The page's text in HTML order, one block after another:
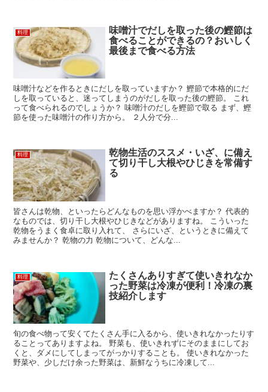
料理
味噌汁でだしを取った後の鰹節は
食べることができるの？おいしく
最後まで食べる方法
味噌汁などを作るときにだしを取っていますか？ 鰹節で本格的にだ
しを取っていると、迷ってしまうのがだしを取った後の鰹節。 これ
って食べられるのでしょうか？ 味噌汁のだしを鰹節で取る まず、鰹
節を使った味噌汁の作り方から。 ２人分で分...
料理
乾物生活のススメ・いざ、に備え
て切り干し大根やひじきを常備す
る
皆さんは乾物、といったらどんなものを思い浮かべますか？ 代表的
なものでは、切り干し大根やひじきなどがありますね。 こういった
乾物をうまく食卓に取り入れて、 さらにいざ、というときに備えて
みませんか？ 乾物の力 乾物について、どんな...
料理
たくさんありすぎて使いきれなか
った野菜は冷凍が便利！冷凍の裏
技紹介します
旬の食べ物って安くてたくさん手に入るから、使いきれなかったりす
ることってありますよね。 野菜も、使いきれずにそのままにしてお
くと、ダメにしてしまってがっかりすることも。 使いきれなかった
野菜や、少しだけ余った野菜は、新鮮なうちに冷凍して...